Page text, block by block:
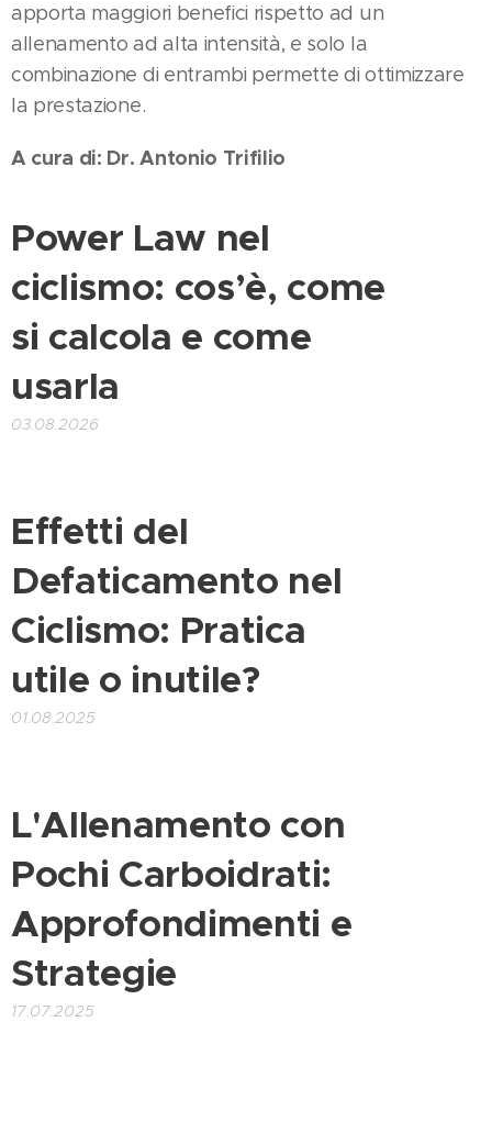
apporta maggiori benefici rispetto ad un
allenamento ad alta intensità, e solo la
combinazione di entrambi permette di ottimizzare
la prestazione.
A cura di: Dr. Antonio Trifilio
Power Law nel
ciclismo: cos’è, come
si calcola e come
usarla
03.08.2026
Effetti del
Defaticamento nel
Ciclismo: Pratica
utile o inutile?
01.08.2025
L'Allenamento con
Pochi Carboidrati:
Approfondimenti e
Strategie
17.07.2025